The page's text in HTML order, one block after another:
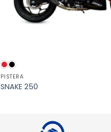
PISTERA
SNAKE 250